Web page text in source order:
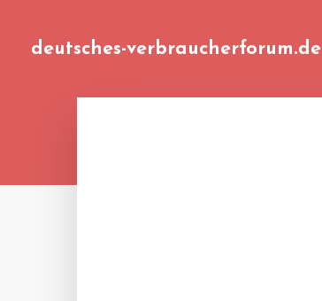
deutsches-verbraucherforum.de